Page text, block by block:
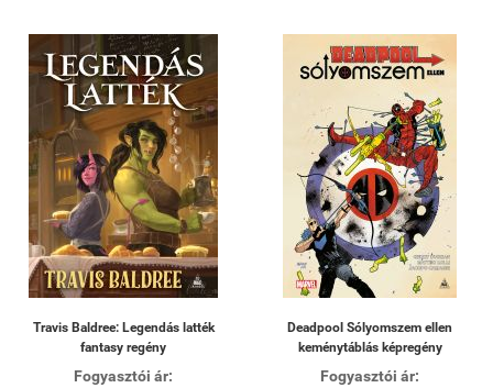
Travis Baldree: Legendás latték
fantasy regény
Fogyasztói ár:
Deadpool Sólyomszem ellen
keménytáblás képregény
Fogyasztói ár: